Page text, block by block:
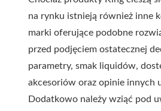
na rynku istnieją również inne
marki oferujące podobne
przed podjęciem ostatecznej
parametry, smak liquidów,
akcesoriów oraz opinie innych
Dodatkowo należy wziąć pod